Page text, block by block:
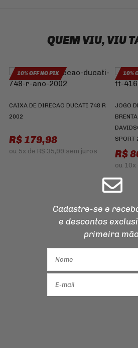
QUEM VIU, VIU
10% OFF NO PIX
CAIXA DE DIRECAO DUCATI 748 R
2002
R$ 179,98
ou 5x de R$ 35,99 sem juros
10%
JOGO
SPORT
R$
ou 10x
Cadastre-se e
e descontos
primeira